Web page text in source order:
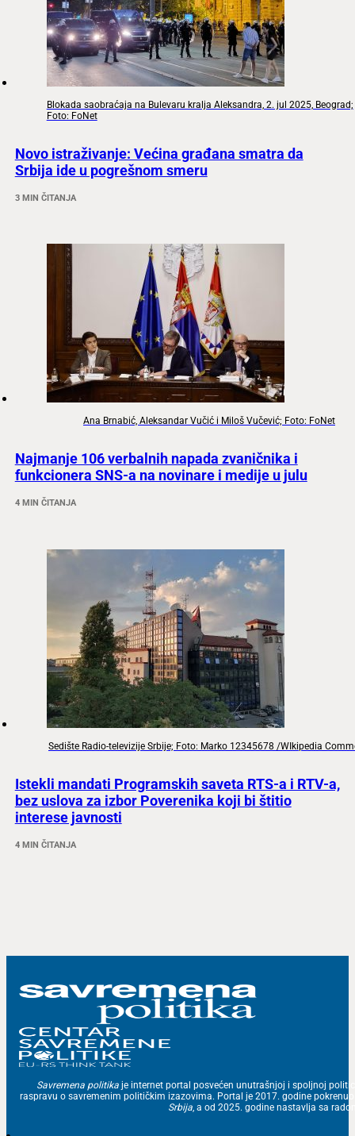
Blokada saobraćaja na Bulevaru kralja Aleksandra, 2. jul 2025, Beograd;
Foto: FoNet
Novo istraživanje: Većina građana smatra da
Srbija ide u pogrešnom smeru
3 MIN ČITANJA
Ana Brnabić, Aleksandar Vučić i Miloš Vučević; Foto: FoNet
Najmanje 106 verbalnih napada zvaničnika i
funkcionera SNS-a na novinare i medije u julu
4 MIN ČITANJA
Sedište Radio-televizije Srbije; Foto: Marko 12345678 /WIkipedia
Istekli mandati Programskih saveta RTS-a i RTV-a,
bez uslova za izbor Poverenika koji bi štitio
interese javnosti
4 MIN ČITANJA
Savremena politika je internet portal posvećen unutrašnjoj i spoljnoj
raspravu o savremenim političkim izazovima. Portal je 2017. godine
Srbija, a od 2025. godine nastavlja sa